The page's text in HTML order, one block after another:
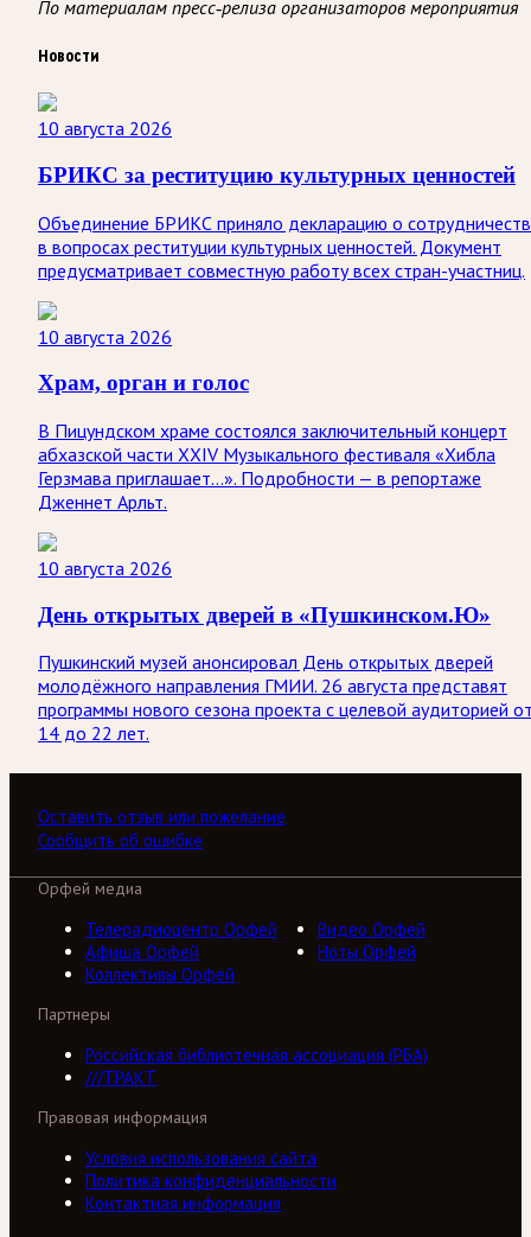
По материалам пресс-релиза организаторов мероприятия
Новости
10 августа 2026
БРИКС за реституцию культурных ценностей
Объединение БРИКС приняло декларацию о
в вопросах реституции культурных ценностей. Документ
предусматривает совместную работу всех стран-участниц.
10 августа 2026
Храм, орган и голос
В Пицундском храме состоялся заключительный концерт
абхазской части XXIV Музыкального фестиваля «Хибла
Герзмава приглашает…». Подробности — в репортаже
Дженнет Арльт.
10 августа 2026
День открытых дверей в «Пушкинском.Ю»
Пушкинский музей анонсировал День открытых дверей
молодёжного направления ГМИИ. 26 августа представят
программы нового сезона проекта с целевой аудиторией
14 до 22 лет.
Оставить отзыв или пожелание
Сообщить об ошибке
Орфей медиа
Телерадиоцентр Орфей
Видео Орфей
Афиша Орфей
Ноты Орфей
Коллективы Орфей
Партнеры
Российская библиотечная ассоциация (РБА)
///ТРАКТ
Правовая информация
Условия использования сайта
Политика конфиденциальности
Контактная информация